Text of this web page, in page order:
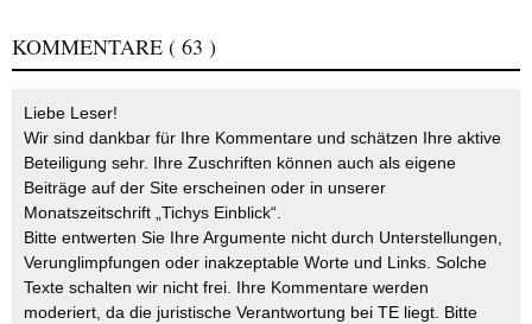
KOMMENTARE ( 63 )
Liebe Leser!
Wir sind dankbar für Ihre Kommentare und schätzen Ihre aktive
Beteiligung sehr. Ihre Zuschriften können auch als eigene
Beiträge auf der Site erscheinen oder in unserer
Monatszeitschrift „Tichys Einblick“.
Bitte entwerten Sie Ihre Argumente nicht durch Unterstellungen,
Verunglimpfungen oder inakzeptable Worte und Links. Solche
Texte schalten wir nicht frei. Ihre Kommentare werden
moderiert, da die juristische Verantwortung bei TE liegt. Bitte